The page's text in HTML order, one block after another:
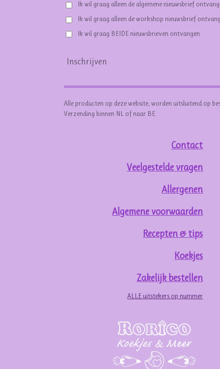
Ik wil graag alleen de algemene nieuwsbrief
Ik wil graag alleen de workshop nieuwsbrief
Ik wil graag BEIDE nieuwsbrieven ontvangen
Inschrijven
Alle producten op deze website, worden uitsluitend op
Verzending binnen NL of naar BE.
Contact
Veelgestelde vragen
Allergenen
Algemene voorwaarden
Recepten & tips
Koekjes
Zakelijk bestellen
ALLE uitstekers op nummer